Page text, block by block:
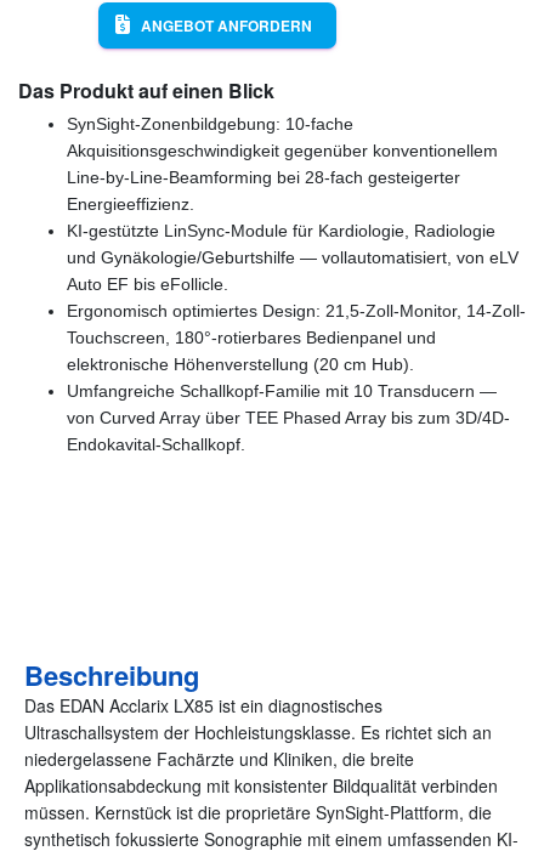
ANGEBOT ANFORDERN
Das Produkt auf einen Blick
SynSight-Zonenbildgebung: 10-fache
Akquisitionsgeschwindigkeit gegenüber konventionellem
Line-by-Line-Beamforming bei 28-fach gesteigerter
Energieeffizienz.
KI-gestützte LinSync-Module für Kardiologie, Radiologie
und Gynäkologie/Geburtshilfe — vollautomatisiert, von eLV
Auto EF bis eFollicle.
Ergonomisch optimiertes Design: 21,5-Zoll-Monitor, 14-Zoll-
Touchscreen, 180°-rotierbares Bedienpanel und
elektronische Höhenverstellung (20 cm Hub).
Umfangreiche Schallkopf-Familie mit 10 Transducern —
von Curved Array über TEE Phased Array bis zum 3D/4D-
Endokavital-Schallkopf.
Beschreibung
Das EDAN Acclarix LX85 ist ein diagnostisches
Ultraschallsystem der Hochleistungsklasse. Es richtet sich an
niedergelassene Fachärzte und Kliniken, die breite
Applikationsabdeckung mit konsistenter Bildqualität verbinden
müssen. Kernstück ist die proprietäre SynSight-Plattform, die
synthetisch fokussierte Sonographie mit einem umfassenden KI-